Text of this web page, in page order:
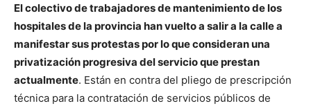
El colectivo de trabajadores de mantenimiento de los
hospitales de la provincia han vuelto a salir a la calle a
manifestar sus protestas por lo que consideran una
privatización progresiva del servicio que prestan
actualmente. Están en contra del pliego de prescripción
técnica para la contratación de servicios públicos de